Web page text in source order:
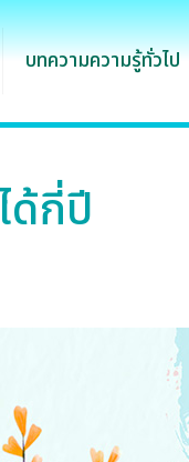
บทความความรู้ทั่วไป
กี่ปี